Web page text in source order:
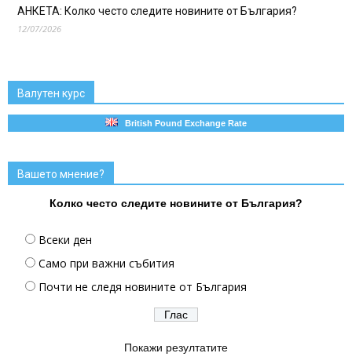
АНКЕТА: Колко често следите новините от България?
12/07/2026
Валутен курс
British Pound Exchange Rate
Вашето мнение?
Колко често следите новините от България?
Всеки ден
Само при важни събития
Почти не следя новините от България
Покажи резултатите